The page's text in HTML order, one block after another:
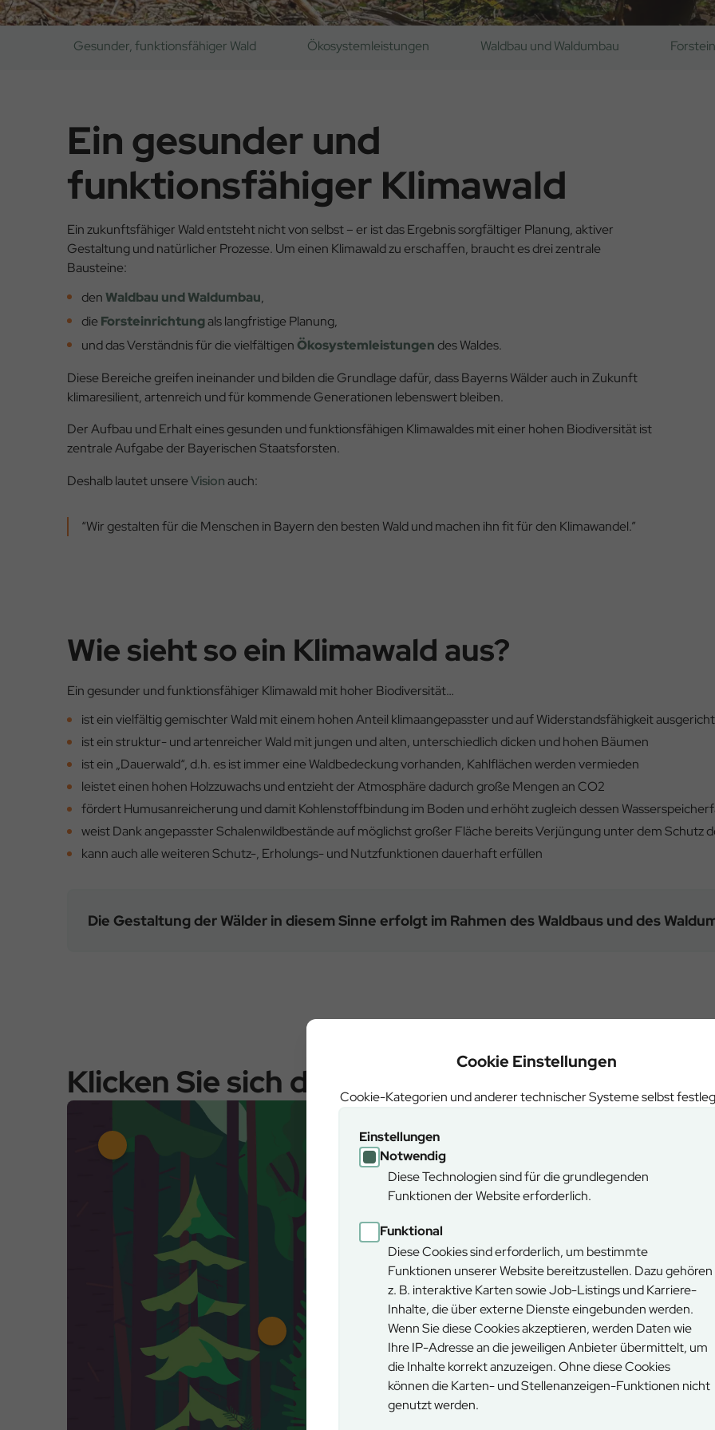
Cookie Einstellungen
Cookie-Kategorien und anderer technischer Systeme selbst
Einstellungen
Notwendig
Diese Technologien sind für die grundlegenden
Funktionen der Website erforderlich.
Funktional
Diese Cookies sind erforderlich, um bestimmte
Funktionen unserer Website bereitzustellen. Dazu gehören
z. B. interaktive Karten sowie Job-Listings und Karriere-
Inhalte, die über externe Dienste eingebunden werden.
Wenn Sie diese Cookies akzeptieren, werden Daten wie
Ihre IP-Adresse an die jeweiligen Anbieter übermittelt, um
die Inhalte korrekt anzuzeigen. Ohne diese Cookies
können die Karten- und Stellenanzeigen-Funktionen nicht
genutzt werden.
Gesunder, funktionsfähiger Wald Ökosystemleistungen Waldbau und Waldumbau
Ein gesunder und
funktionsfähiger Klimawald
Ein zukunftsfähiger Wald entsteht nicht von selbst – er ist das Ergebnis sorgfältiger Planung, aktiver
Gestaltung und natürlicher Prozesse. Um einen Klimawald zu erschaffen, braucht es drei zentrale
Bausteine:
denWaldbau und Waldumbau,
dieForsteinrichtungals langfristige Planung,
und das Verständnis für die vielfältigenÖkosystemleistungen des Waldes.
Diese Bereiche greifen ineinander und bilden die Grundlage dafür, dass Bayerns Wälder auch in Zukunft
klimaresilient, artenreich und für kommende Generationen lebenswert bleiben.
Der Aufbau und Erhalt einesgesunden und funktionsfähigen Klimawaldes mit einer hohen Biodiversität ist
zentrale Aufgabe der Bayerischen Staatsforsten.
Deshalb lautet unsereVisionauch:
“Wir gestalten für die Menschen in Bayern den besten Wald und machen ihn fit für den Klimawandel.”
Wie sieht so ein Klimawald aus?
Ein gesunder und funktionsfähiger Klimawald mit hoher Biodiversität…
ist ein vielfältig gemischter Wald mit einem hohen Anteil klimaangepasster und auf Widerstandsfähigkeit
ist ein struktur- und artenreicher Wald mit jungen und alten, unterschiedlich dicken und hohen Bäumen
ist ein „Dauerwald“, d.h. es ist immer eine Waldbedeckung vorhanden, Kahlflächen werden vermieden
leistet einen hohen Holzzuwachs und entzieht der Atmosphäre dadurch große Mengen an CO2
fördert Humusanreicherung und damit Kohlenstoffbindung im Boden und erhöht zugleich dessen
weist Dank angepasster Schalenwildbestände auf möglichst großer Fläche bereits Verjüngung unter dem Schutz
kann auch alle weiteren Schutz-, Erholungs- und Nutzfunktionen dauerhaft erfüllen
Die Gestaltung der Wälder in diesem Sinne erfolgt im Rahmen des Waldbaus und des
Klicken Sie sich durch den Klimawald!